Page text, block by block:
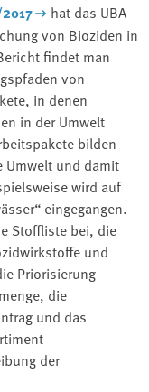
hat das UBA
von Bioziden in
findet man
von
in denen
in der Umwelt
bilden
Umwelt und damit
wird auf
eingegangen.
Stoffliste bei, die
und
Priorisierung
die
und das
der